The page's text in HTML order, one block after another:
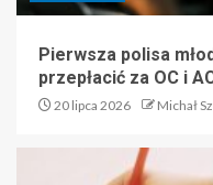
Pierwsza polisa
przepłacić za OC i
20 lipca 2026 Michał